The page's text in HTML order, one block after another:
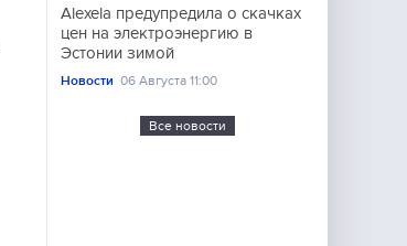
Alexela предупредила о скачках
цен на электроэнергию в
Эстонии зимой
Новости 06 Августа 11:00
Все новости